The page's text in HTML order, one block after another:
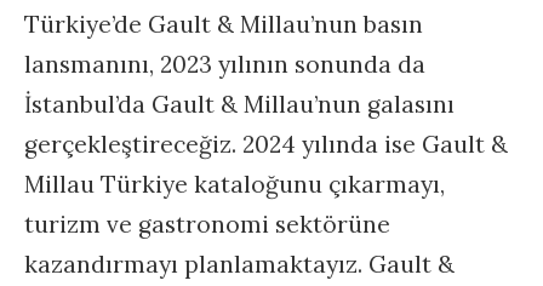
Türkiye’de Gault & Millau’nun basın
lansmanını, 2023 yılının sonunda da
İstanbul’da Gault & Millau’nun galasını
gerçekleştireceğiz. 2024 yılında ise Gault &
Millau Türkiye kataloğunu çıkarmayı,
turizm ve gastronomi sektörüne
kazandırmayı planlamaktayız. Gault &